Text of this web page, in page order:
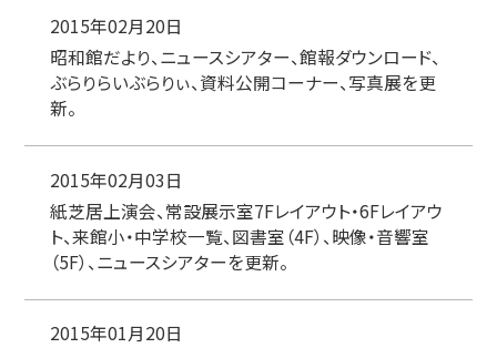
2015年02月20日
昭和館だより、ニュースシアター、館報ダウンロード、
ぶらりらいぶらりぃ、資料公開コーナー、写真展を更
新。
2015年02月03日
紙芝居上演会、常設展示室7Fレイアウト・6Fレイアウ
ト、来館小・中学校一覧、図書室（4F）、映像・音響室
（5F）、ニュースシアターを更新。
2015年01月20日